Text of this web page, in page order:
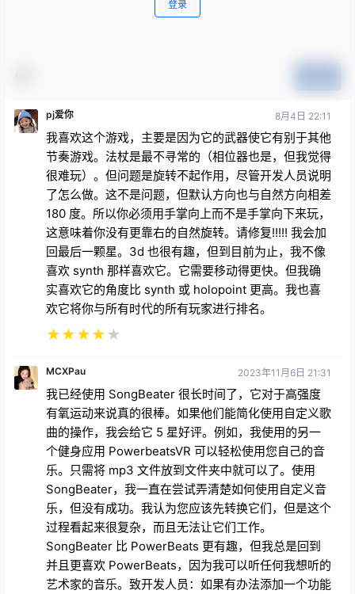
登录
pj爱你 8月4日 22:11
我喜欢这个游戏，主要是因为它的武器使它有别于其他
节奏游戏。法杖是最不寻常的（相位器也是，但我觉得
很难玩）。但问题是旋转不起作用，尽管开发人员说明
了怎么做。这不是问题，但默认方向也与自然方向相差
180 度。所以你必须用手掌向上而不是手掌向下来玩，
这意味着你没有更靠右的自然旋转。请修复!!!!! 我会加
回最后一颗星。3d 也很有趣，但到目前为止，我不像
喜欢 synth 那样喜欢它。它需要移动得更快。但我确
实喜欢它的角度比 synth 或 holopoint 更高。我也喜
欢它将你与所有时代的所有玩家进行排名。
★★★★★
MCXPau 2023年11月6日 21:31
我已经使用 SongBeater 很长时间了，它对于高强度
有氧运动来说真的很棒。如果他们能简化使用自定义歌
曲的操作，我会给它 5 星好评。例如，我使用的另一
个健身应用 PowerbeatsVR 可以轻松使用您自己的音
乐。只需将 mp3 文件放到文件夹中就可以了。使用
SongBeater，我一直在尝试弄清楚如何使用自定义音
乐，但没有成功。我认为您应该先转换它们，但是这个
过程看起来很复杂，而且无法让它们工作。
SongBeater 比 PowerBeats 更有趣，但我总是回到
并且更喜欢 PowerBeats，因为我可以听任何我想听的
艺术家的音乐。致开发人员：如果有办法添加一个功能